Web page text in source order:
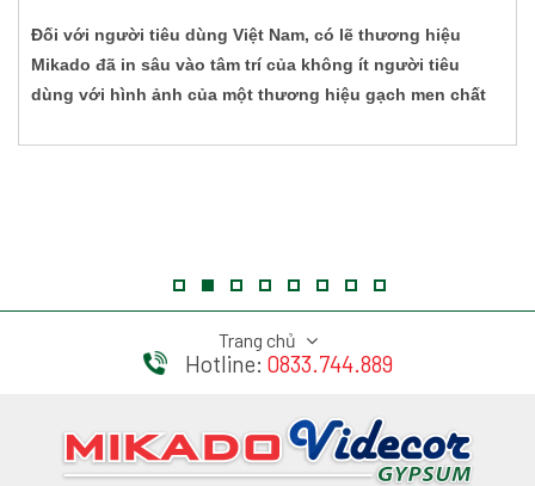
Đối với người tiêu dùng Việt Nam, có lẽ thương hiệu
Mikado đã in sâu vào tâm trí của không ít người tiêu
dùng với hình ảnh của một thương hiệu gạch men chất
Trang chủ
Hotline: 0833.744.889